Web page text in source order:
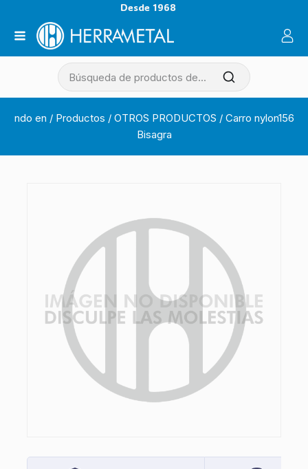
Desde 1968
ndo en / Productos / OTROS PRODUCTOS / Carro nylon156
Bisagra